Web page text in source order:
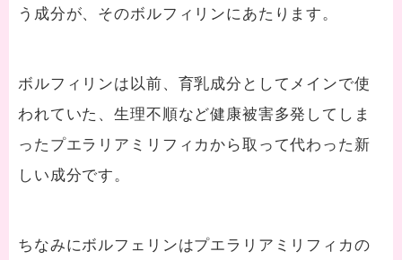
う成分が、そのボルフィリンにあたります。
ボルフィリンは以前、育乳成分としてメインで使
われていた、生理不順など健康被害多発してしま
ったプエラリアミリフィカから取って代わった新
しい成分です。
ちなみにボルフェリンはプエラリアミリフィカの